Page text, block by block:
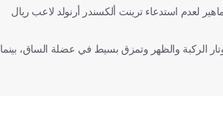
لعدم استدعاء ترينت ألكسندر أرنولد لاعب ريال
الركبة والظهر وتمزق بسيط في عضلة الساق، بينما